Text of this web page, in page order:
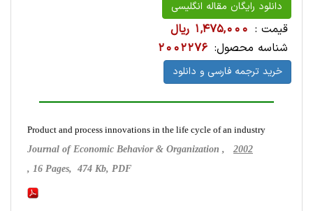
دانلود رایگان مقاله انگلیسی
قیمت : 1,475,000 ریال
شناسه محصول: 2002276
خرید ترجمه فارسی و دانلود
Product and process innovations in the life cycle of an industry
Journal of Economic Behavior & Organization , 2002
, 16 Pages, 474 Kb, PDF